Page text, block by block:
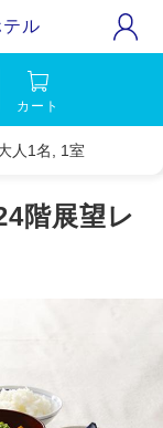
ル
カート
人1名, 1室
階展望レ